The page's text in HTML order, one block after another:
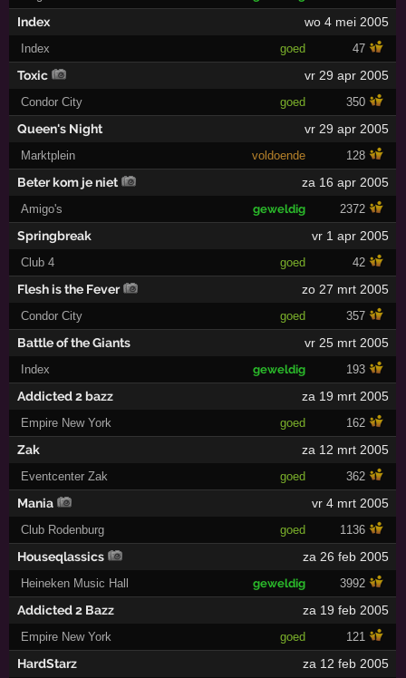
Index wo 4 mei 2005
Index goed 47
Toxic vr 29 apr 2005
Condor City goed 350
Queen's Night vr 29 apr 2005
Marktplein voldoende 128
Beter kom je niet za 16 apr 2005
Amigo's geweldig 2372
Springbreak vr 1 apr 2005
Club 4 goed 42
Flesh is the Fever zo 27 mrt 2005
Condor City goed 357
Battle of the Giants vr 25 mrt 2005
Index geweldig 193
Addicted 2 bazz za 19 mrt 2005
Empire New York goed 162
Zak za 12 mrt 2005
Eventcenter Zak goed 362
Mania vr 4 mrt 2005
Club Rodenburg goed 1136
Houseqlassics za 26 feb 2005
Heineken Music Hall geweldig 3992
Addicted 2 Bazz za 19 feb 2005
Empire New York goed 121
HardStarz za 12 feb 2005